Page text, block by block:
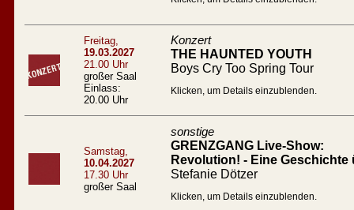
Freitag,
19.03.2027
21.00 Uhr
großer Saal
Einlass:
20.00 Uhr
Konzert
THE HAUNTED YOUTH
Boys Cry Too Spring Tour
Klicken, um Details einzublenden.
Samstag,
10.04.2027
17.30 Uhr
großer Saal
sonstige
GRENZGANG Live-Show:
Revolution! - Eine
Stefanie Dötzer
Klicken, um Details einzublenden.